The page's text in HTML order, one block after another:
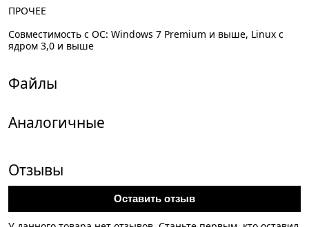
ПРОЧЕЕ
Совместимость с ОС: Windows 7 Premium и выше, Linux с
ядром 3,0 и выше
Файлы
Аналогичные
Отзывы
Оставить отзыв